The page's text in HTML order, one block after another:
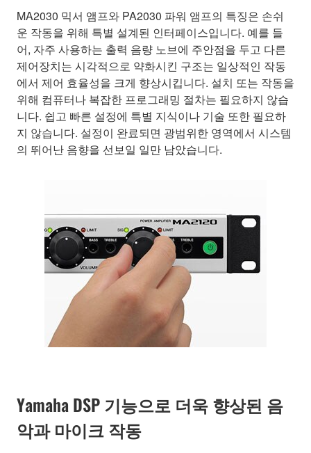
MA2030 믹서 앰프와 PA2030 파워 앰프의 특징은 손쉬
운 작동을 위해 특별 설계된 인터페이스입니다. 예를 들
어, 자주 사용하는 출력 음량 노브에 주안점을 두고 다른
제어장치는 시각적으로 약화시킨 구조는 일상적인 작동
에서 제어 효율성을 크게 향상시킵니다. 설치 또는 작동을
위해 컴퓨터나 복잡한 프로그래밍 절차는 필요하지 않습
니다. 쉽고 빠른 설정에 특별 지식이나 기술 또한 필요하
지 않습니다. 설정이 완료되면 광범위한 영역에서 시스템
의 뛰어난 음향을 선보일 일만 남았습니다.
Yamaha DSP 기능으로 더욱 향상된 음
악과 마이크 작동